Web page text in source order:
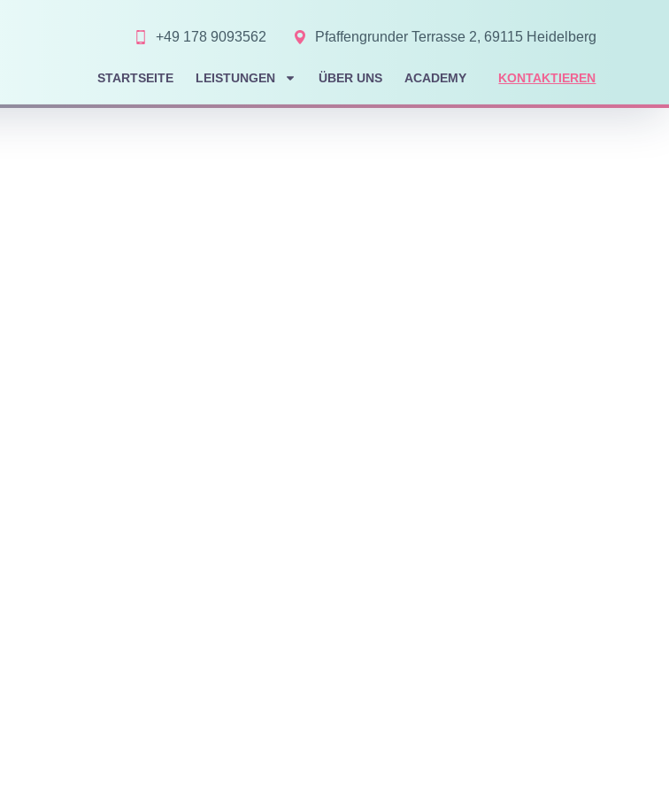
+49 178 9093562 Pfaffengrunder Terrasse 2, 69115 Heidelberg
STARTSEITE LEISTUNGEN ÜBER UNS ACADEMY KONTAKTIEREN